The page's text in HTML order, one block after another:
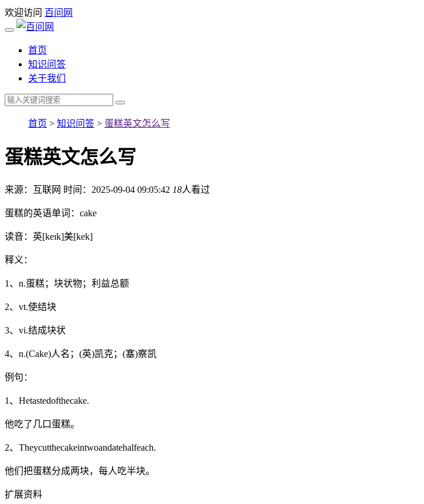
欢迎访问 百问网
首页
知识问答
关于我们
首页 > 知识问答 > 蛋糕英文怎么写
蛋糕英文怎么写
来源：互联网 时间：2025-09-04 09:05:42 18人看过
蛋糕的英语单词：cake
读音：英[keɪk]美[kek]
释义：
1、n.蛋糕；块状物；利益总额
2、vt.使结块
3、vi.结成块状
4、n.(Cake)人名；(英)凯克；(塞)察凯
例句：
1、Hetastedofthecake.
他吃了几口蛋糕。
2、Theycutthecakeintwoandatehalfeach.
他们把蛋糕分成两块，每人吃半块。
扩展资料